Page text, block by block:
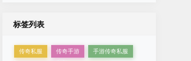
标签列表
传奇私服 传奇手游 手游传奇私服